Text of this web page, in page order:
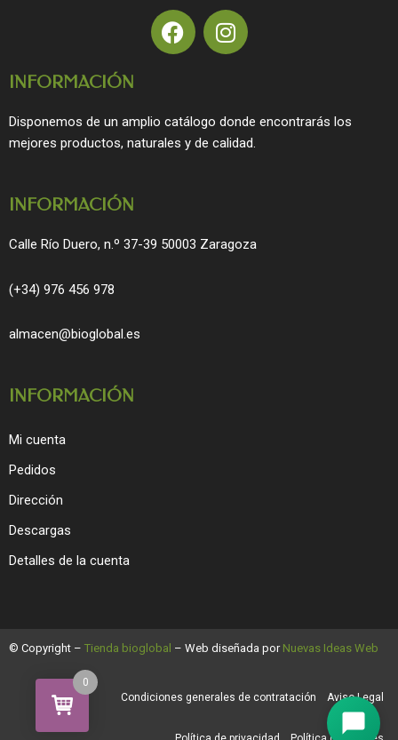
F
a
o
o
I
n
g
r
INFORMACIÓN
Disponemos de un amplio catálogo donde encontrarás los
mejores productos, naturales y de calidad.
INFORMACIÓN
Calle Río Duero, n.º 37-39 50003 Zaragoza
(+34) 976 456 978
almacen@bioglobal.es
INFORMACIÓN
Mi cuenta
Pedidos
Dirección
Descargas
Detalles de la cuenta
© Copyright – Tienda bioglobal – Web diseñada por Nuevas Ideas Web
Condiciones generales de contratación Aviso Legal
0